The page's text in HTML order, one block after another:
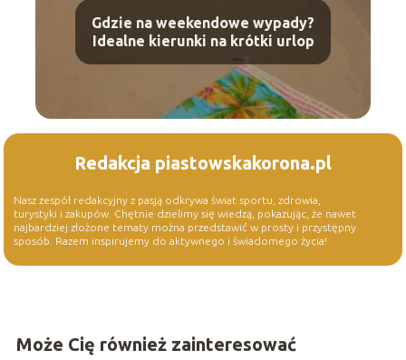
Gdzie na weekendowe wypady?
Idealne kierunki na krótki urlop
Redakcja piastowskakorona.pl
Nasz zespół redakcyjny z pasją odkrywa świat sportu, zdrowia,
turystyki i zakupów. Chętnie dzielimy się wiedzą, pokazując, że nawet
najbardziej złożone tematy można przedstawić w prosty i przystępny
sposób. Razem inspirujemy do aktywnego i świadomego życia!
Może Cię również zainteresować